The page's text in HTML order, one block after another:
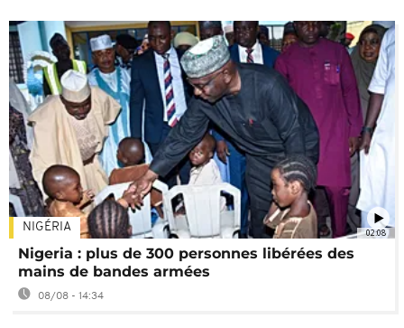
02:08
NIGÉRIA
Nigeria : plus de 300 personnes libérées des
mains de bandes armées
08/08 - 14:34